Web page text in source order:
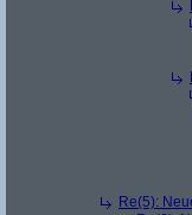
Re(5):